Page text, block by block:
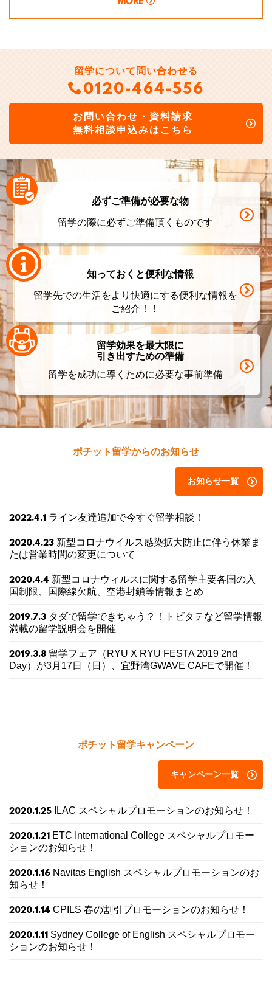
留学について問い合わせる
0120-464-556
お問い合わせ・資料請求
無料相談申込みはこちら
必ずご準備が必要な物
留学の際に必ずご準備頂くものです
知っておくと便利な情報
留学先での生活をより快適にする便利な情報を
ご紹介！！
留学効果を最大限に
引き出すための準備
留学を成功に導くために必要な事前準備
ポチット留学からのお知らせ
お知らせ一覧
2022.4.1 ライン友達追加で今すぐ留学相談！
2020.4.23 新型コロナウイルス感染拡大防止に伴う休業ま
たは営業時間の変更について
2020.4.4 新型コロナウィルスに関する留学主要各国の入
国制限、国際線欠航、空港封鎖等情報まとめ
2019.7.3 タダで留学できちゃう？！トビタテなど留学情報
満載の留学説明会を開催
2019.3.8 留学フェア（RYU X RYU FESTA 2019 2nd
Day）が3月17日（日）、宜野湾GWAVE CAFEで開催！
ポチット留学キャンペーン
キャンペーン一覧
2020.1.25 ILAC スペシャルプロモーションのお知らせ！
2020.1.21 ETC International College スペシャルプロモー
ションのお知らせ！
2020.1.16 Navitas English スペシャルプロモーションのお
知らせ！
2020.1.14 CPILS 春の割引プロモーションのお知らせ！
2020.1.11 Sydney College of English スペシャルプロモー
ションのお知らせ！